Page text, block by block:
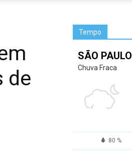
de
Tempo
SÃO PAULO
Chuva Fraca
80 %